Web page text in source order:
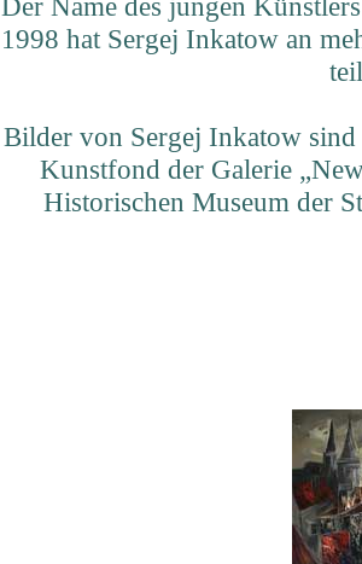
1998 hat Sergej Inkatow an
Bilder von Sergej Inkatow sind
Kunstfond der Galerie
Historischen Museum der